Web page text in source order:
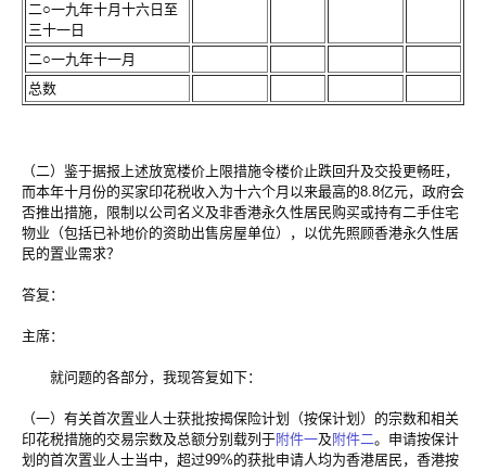
二○一九年十月十六日至
三十一日
二○一九年十一月
总数
（二）鉴于据报上述放宽楼价上限措施令楼价止跌回升及交投更畅旺，
而本年十月份的买家印花税收入为十六个月以来最高的8.8亿元，政府会
否推出措施，限制以公司名义及非香港永久性居民购买或持有二手住宅
物业（包括已补地价的资助出售房屋单位），以优先照顾香港永久性居
民的置业需求？
答复：
主席：
就问题的各部分，我现答复如下：
（一）有关首次置业人士获批按揭保险计划（按保计划）的宗数和相关
印花税措施的交易宗数及总额分别载列于附件一及 附件二。申请按保计
划的首次置业人士当中，超过99%的获批申请人均为香港居民，香港按